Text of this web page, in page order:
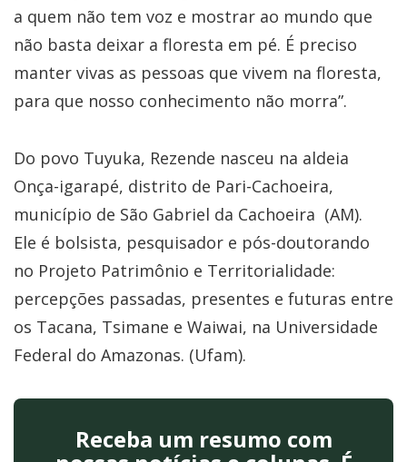
a quem não tem voz e mostrar ao mundo que
não basta deixar a floresta em pé. É preciso
manter vivas as pessoas que vivem na floresta,
para que nosso conhecimento não morra”.
Do povo Tuyuka, Rezende nasceu na aldeia
Onça-igarapé, distrito de Pari-Cachoeira,
município de São Gabriel da Cachoeira (AM).
Ele é bolsista, pesquisador e pós-doutorando
no Projeto Patrimônio e Territorialidade:
percepções passadas, presentes e futuras entre
os Tacana, Tsimane e Waiwai, na Universidade
Federal do Amazonas. (Ufam).
Receba um resumo com